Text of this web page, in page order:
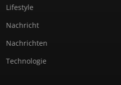
Lifestyle
Nachricht
Nachrichten
Technologie